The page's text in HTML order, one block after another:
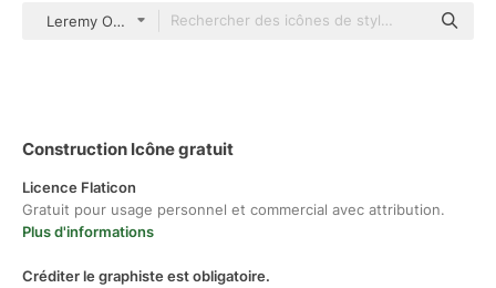
Leremy Others
Construction Icône gratuit
Licence Flaticon
Gratuit pour usage personnel et commercial avec attribution.
Plus d'informations
Créditer le graphiste est obligatoire.